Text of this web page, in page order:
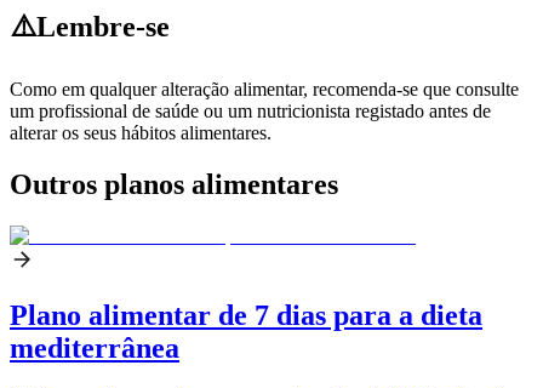
⚠️Lembre-se
Como em qualquer alteração alimentar, recomenda-se que consulte
um profissional de saúde ou um nutricionista registado antes de
alterar os seus hábitos alimentares.
Outros planos alimentares
Plano alimentar de 7 dias para a dieta
mediterrânea